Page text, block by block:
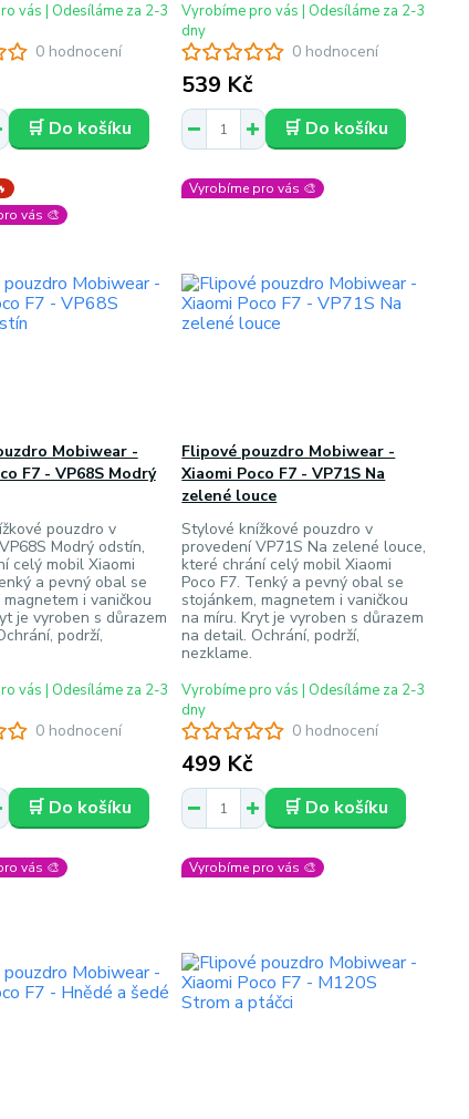
0 hodnocení
vás | Odesíláme za 2-3
🛒 Do košíku
0 hodnocení
539 Kč
Vyrobíme pro vás | Odesíláme za 2-3
dny
🛒 Do košíku
vás 🎨
0 hodnocení
Mobiwear -
F7 - VP68S Modrý
pouzdro v
Modrý odstín,
celý mobil Xiaomi
a pevný obal se
i vaničkou
je vyroben s důrazem
podrží,
vás | Odesíláme za 2-3
🛒 Do košíku
Vyrobíme pro vás 🎨
0 hodnocení
Flipové pouzdro Mobiwear -
Xiaomi Poco F7 - VP71S Na
zelené louce
Stylové knížkové pouzdro v
provedení VP71S Na zelené louce,
které chrání celý mobil Xiaomi
Poco F7. Tenký a pevný obal se
stojánkem, magnetem i vaničkou
na míru. Kryt je vyroben s důrazem
na detail. Ochrání, podrží,
nezklame.
499 Kč
Vyrobíme pro vás | Odesíláme za 2-3
dny
🛒 Do košíku
vás 🎨 Vyrobíme pro vás 🎨